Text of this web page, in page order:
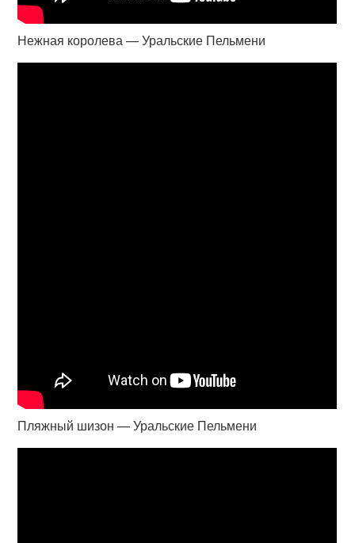
Нежная королева — Уральские Пельмени
Пляжный шизон — Уральские Пельмени